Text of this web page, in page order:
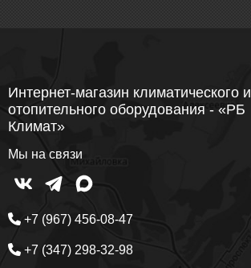
Интернет-магазин климатического и
отопительного оборудования - «РБ
Климат»
Мы на связи
+7 (967) 456-08-47
+7 (347) 298-32-98